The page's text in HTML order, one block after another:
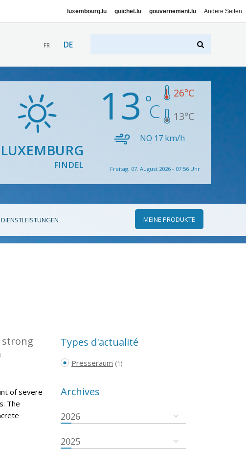
luxembourg.lu guichet.lu gouvernement.lu Andere Seiten
FR DE
LUXEMBURG
FINDEL
13 26°C
13°C
NO 17 km/h
Freitag, 07. August 2026 - 07:56 Uhr
MEINE PRODUKTE
strong
of severe
The
Types d'actualité
Presseraum (1)
Archives
2026
2025